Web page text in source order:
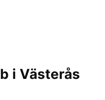
i Västerås